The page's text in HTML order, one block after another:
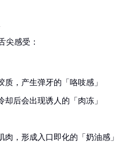
尖感受：
质，产生弹牙的「咯吱感」
却后会出现诱人的「肉冻」
肉，形成入口即化的「奶油感」